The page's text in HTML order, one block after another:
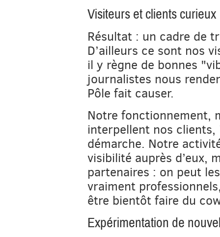
Visiteurs et clients curieux
Résultat : un cadre de
D’ailleurs ce sont nos
il y règne de bonnes
journalistes nous
Pôle fait causer.
Notre fonctionnement,
interpellent nos
démarche. Notre
visibilité auprès d’eux,
partenaires : on peut
vraiment
être bientôt faire du
Expérimentation de